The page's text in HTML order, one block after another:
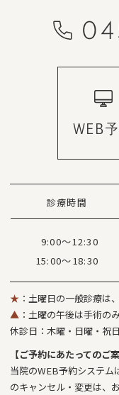
WEB
診療時間
9:00～12:30
15:00～18:30
★ ：土曜日の一般診療は
▲ ：土曜の午後は手術の
休診日：木曜・日曜・祝
【ご予約にあたってのご案
当院のWEB予約システム
のキャンセル・変更は、